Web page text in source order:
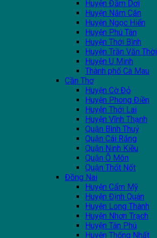
Huyện Đầm Dơi
Huyện Năm Căn
Huyện Ngọc Hiển
Huyện Phú Tân
Huyện Thới Bình
Huyện Trần Văn Thời
Huyện U Minh
Thành phố Cà Mau
Cần Thơ
Huyện Cờ Đỏ
Huyện Phong Điền
Huyện Thới Lai
Huyện Vĩnh Thạnh
Quận Bình Thuỷ
Quận Cái Răng
Quận Ninh Kiều
Quận Ô Môn
Quận Thốt Nốt
Đồng Nai
Huyện Cẩm Mỹ
Huyện Định Quán
Huyện Long Thành
Huyện Nhơn Trạch
Huyện Tân Phú
Huyện Thống Nhất